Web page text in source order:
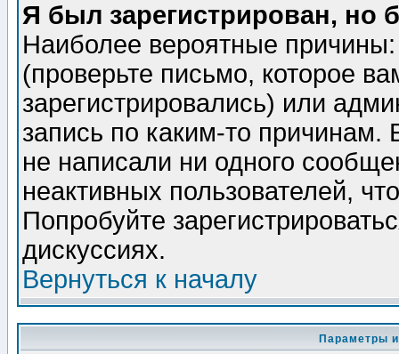
Я был зарегистрирован, но
Наиболее вероятные
(проверьте письмо, которое
зарегистрировались) или
запись по каким-то
не написали ни одного
неактивных пользователей,
Попробуйте
дискуссиях.
Вернуться к началу
Параметры